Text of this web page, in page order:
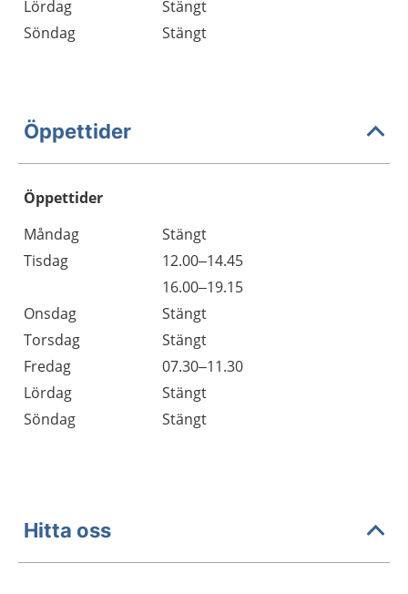
Lördag
Stängt
Söndag
Stängt
Öppettider
Öppettider
Dag
Öppettider
Kommentarer
Måndag
Stängt
Tisdag
12.00–14.45
16.00–19.15
Onsdag
Stängt
Torsdag
Stängt
Fredag
07.30–11.30
Lördag
Stängt
Söndag
Stängt
Hitta oss